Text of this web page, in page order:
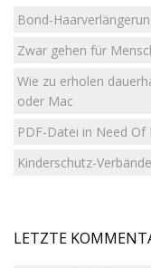
Bond-
Zwar gehen für
Wie zu erholen
oder Mac
PDF-Datei in Need Of
Kinderschutz-
LETZTE